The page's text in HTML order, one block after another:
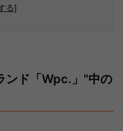
る]
ンド「Wpc.」"中の